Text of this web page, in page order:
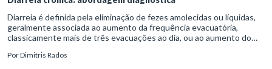
Diarreia é definida pela eliminação de fezes amolecidas ou líquidas,
geralmente associada ao aumento da frequência evacuatória,
classicamente mais de três evacuações ao dia, ou ao aumento do
PorDimitris Rados